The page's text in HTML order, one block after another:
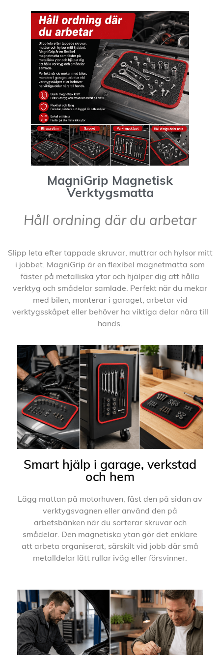
MagniGrip Magnetisk
Verktygsmatta
Håll ordning där du arbetar
Slipp leta efter tappade skruvar, muttrar och hylsor mitt
i jobbet. MagniGrip är en flexibel magnetmatta som
fäster på metalliska ytor och hjälper dig att hålla
verktyg och smådelar samlade. Perfekt när du mekar
med bilen, monterar i garaget, arbetar vid
verktygsskåpet eller behöver ha viktiga delar nära till
hands.
Smart hjälp i garage, verkstad
och hem
Lägg mattan på motorhuven, fäst den på sidan av
verktygsvagnen eller använd den på
arbetsbänken när du sorterar skruvar och
smådelar. Den magnetiska ytan gör det enklare
att arbeta organiserat, särskilt vid jobb där små
metalldelar lätt rullar iväg eller försvinner.